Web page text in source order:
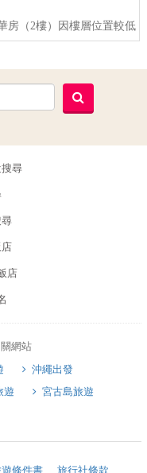
房（2樓）因樓層位置較低
尋
店
網站
沖繩出發
遊
宮古島旅遊
條件書 旅行社條款